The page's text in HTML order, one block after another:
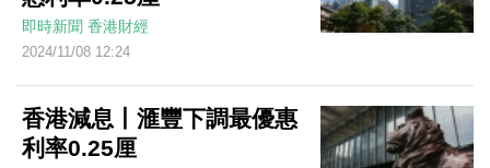
即時新聞 香港財經
2024/11/08 12:24
香港減息丨滙豐下調最優惠
利率0.25厘